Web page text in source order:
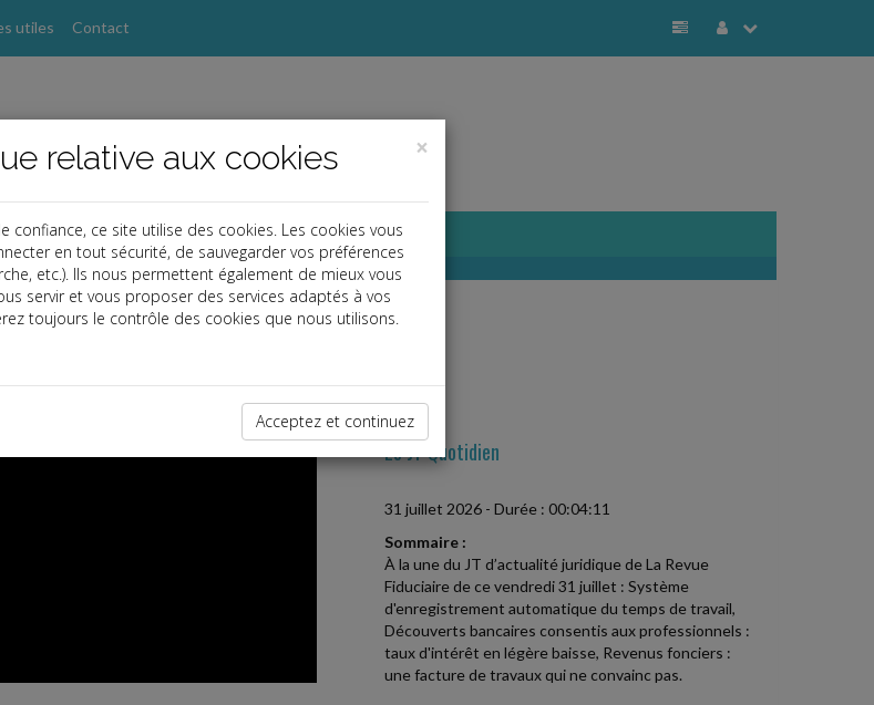
utiles Contact
juridique en vidéo avec le JT Quotidien
Le JT Quotidien
31 juillet 2026- Durée : 00:04:11
Sommaire :
À la une du JT d’actualité juridique de La Revue
Fiduciaire de ce vendredi 31 juillet : Système
d'enregistrement automatique du temps de travail,
Découverts bancaires consentis aux professionnels :
taux d'intérêt en légère baisse, Revenus fonciers :
une facture de travaux qui ne convainc pas.
×
relative aux cookies
confiance, ce site utilise des cookies. Les cookies vous
en tout sécurité, de sauvegarder vos préférences
etc.). Ils nous permettent également de mieux vous
servir et vous proposer des services adaptés à vos
toujours le contrôle des cookies que nous utilisons.
Acceptez et continuez